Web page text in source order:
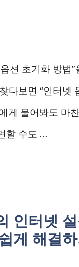
션 초기화 방법
다보면 “인터넷
게 물어봐도 마
할 수도 …
인터넷
게 해결